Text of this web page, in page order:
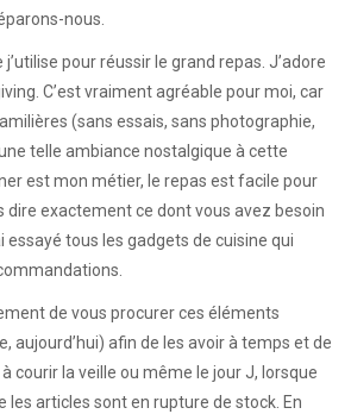
nous.
pour réussir le grand repas. J’adore
C’est vraiment agréable pour moi, car
(sans essais, sans photographie,
telle ambiance nostalgique à cette
est mon métier, le repas est facile pour
dire exactement ce dont vous avez besoin
essayé tous les gadgets de cuisine qui
de vous procurer ces éléments
aujourd’hui) afin de les avoir à temps et de
courir la veille ou même le jour J, lorsque
les articles sont en rupture de stock. En